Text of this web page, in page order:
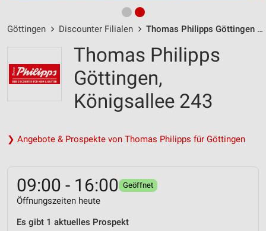
Göttingen Discounter Filialen Thomas Philipps Göttingen / Königsallee 243 - Öffnungszeiten & Adresse
Thomas Philipps
Göttingen,
Königsallee 243
❯ Angebote & Prospekte von Thomas Philipps für Göttingen
09:00 - 16:00 Geöffnet
Öffnungszeiten heute
Es gibt 1 aktuelles Prospekt